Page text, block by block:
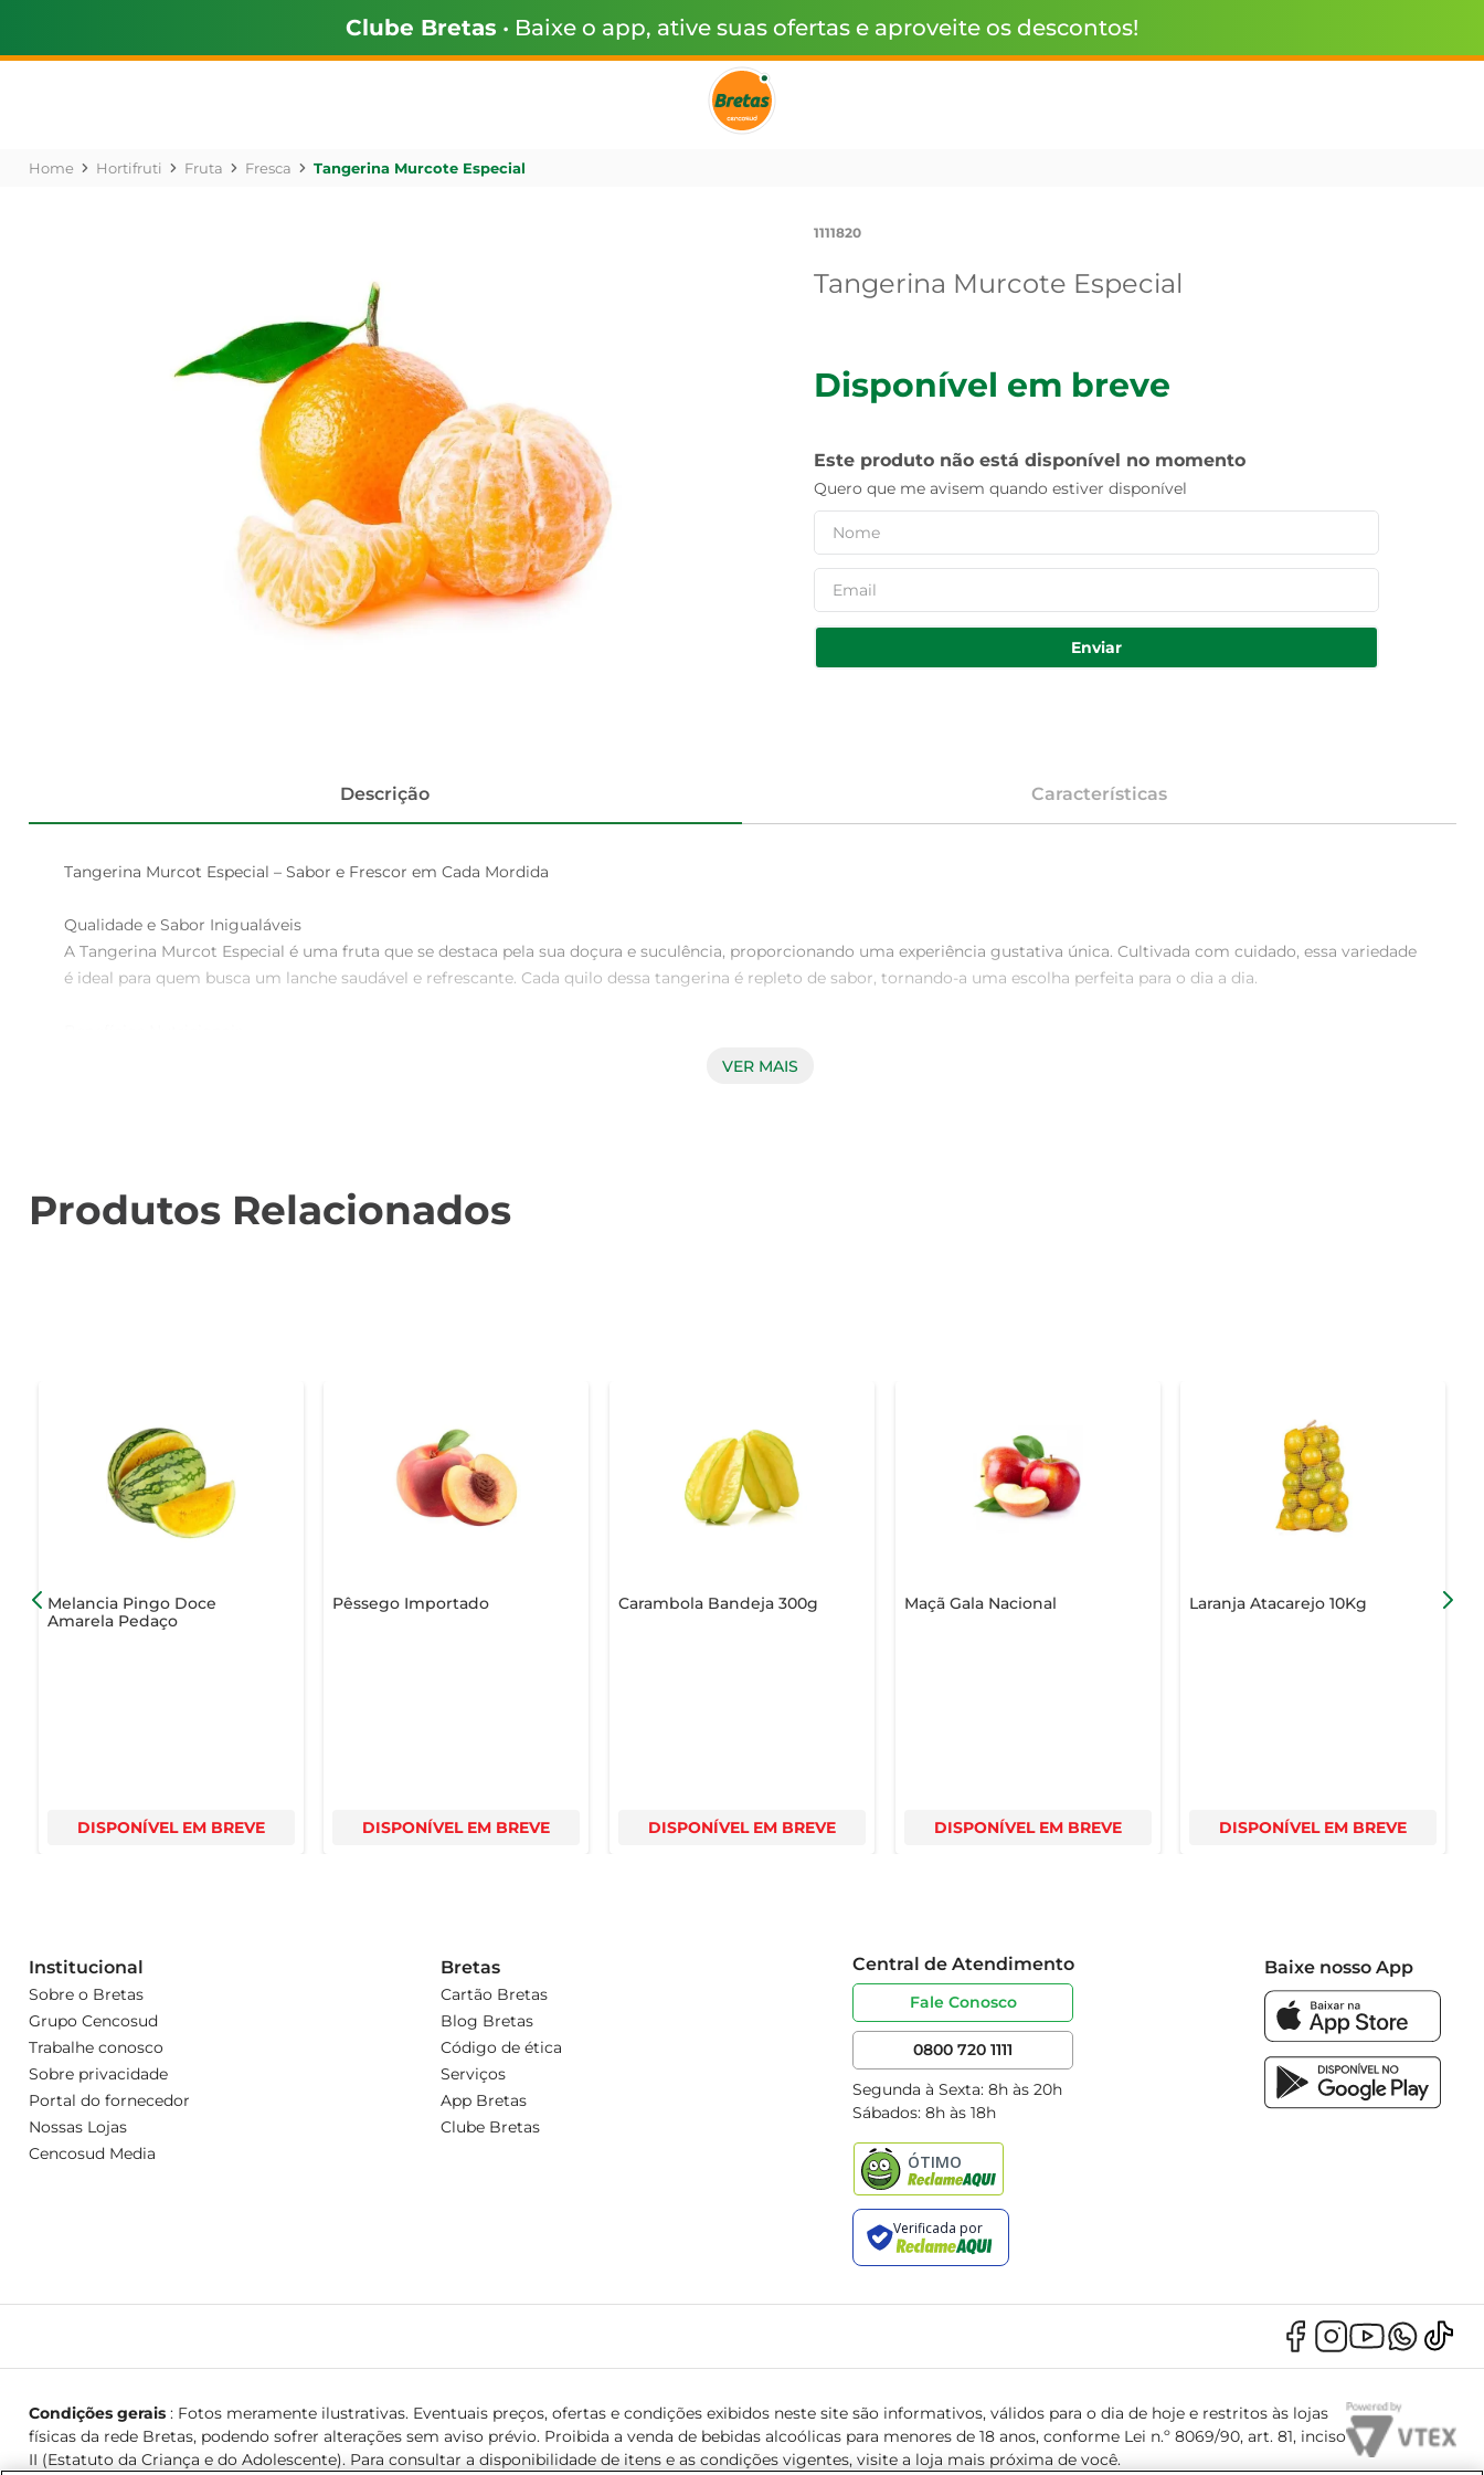
Clube Bretas • Baixe o app, ative suas ofertas e aproveite os descontos!
Hortifruti Fruta Fresca Tangerina Murcote Especial
1111820
Tangerina Murcote Especial
Disponível em breve
Este produto não está disponível no momento
Quero que me avisem quando estiver disponível
Enviar
Descrição Características
Tangerina Murcot Especial – Sabor e Frescor em Cada Mordida
Qualidade e Sabor Inigualáveis
A Tangerina Murcot Especial é uma fruta que se destaca pela sua doçura e suculência, proporcionando uma experiência gustativa única. Cultivada com cuidado, essa variedade
é ideal para quem busca um lanche saudável e refrescante. Cada quilo dessa tangerina é repleto de sabor, tornando-a uma escolha perfeita para o dia a dia.
Além de deliciosa, a Tangerina Murcot é rica em vitamina C, essencial para fortalecer o sistema imunológico e promover a saúde da pele. Sua composição também inclui
Essa tangerina é extremamente versátil e pode ser utilizada de diversas formas. Seja consumida in natura, em sucos, saladas ou até mesmo em sobremesas, ela traz um toque
especial a qualquer receita. Experimente adicionar fatias de Tangerina Murcot em uma salada de folhas verdes para um contraste refrescante e saboroso.
Experimente essa delícia e descubra como ela pode transformar suas refeições em momentos ainda mais agradáveis.
VER MAIS
Produtos Relacionados
Melancia Pingo Doce
Amarela Pedaço
DISPONÍVEL EM BREVE
Pêssego Importado
DISPONÍVEL EM BREVE
Carambola Bandeja 300g
DISPONÍVEL EM BREVE
Maçã Gala Nacional
DISPONÍVEL EM BREVE
Laranja Atacarejo 10Kg
DISPONÍVEL EM BREVE
Institucional
Sobre o Bretas
Grupo Cencosud
Trabalhe conosco
Sobre privacidade
Portal do fornecedor
Nossas Lojas
Cencosud Media
Bretas
Cartão Bretas
Blog Bretas
Código de ética
Serviços
App Bretas
Clube Bretas
Central de Atendimento
Fale Conosco
0800 720 1111
Segunda à Sexta: 8h às 20h
Sábados: 8h às 18h
Baixe nosso App
Condições gerais: Fotos meramente ilustrativas. Eventuais preços, ofertas e condições exibidos neste site são informativos, válidos para o dia de hoje e restritos às lojas
físicas da rede Bretas, podendo sofrer alterações sem aviso prévio. Proibida a venda de bebidas alcoólicas para menores de 18 anos, conforme Lei n.º 8069/90, art. 81, inciso
II (Estatuto da Criança e do Adolescente). Para consultar a disponibilidade de itens e as condições vigentes, visite a loja mais próxima de você.